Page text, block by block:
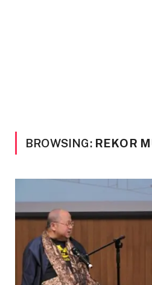
BROWSING: REKOR